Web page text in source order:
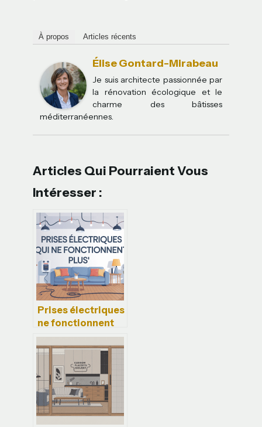
À propos Articles récents
Élise Gontard-Mirabeau
Je suis architecte passionnée par
la rénovation écologique et le
charme des bâtisses
méditerranéennes.
Articles Qui Pourraient Vous
Intéresser :
Prises électriques
ne fonctionnent
plus pourtant
fusible ok : que